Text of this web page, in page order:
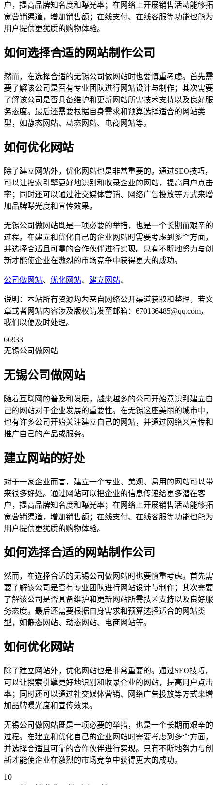
户，提高品牌知名度和曝光率；在网络上开展销售活动能够拓
宽营销渠道，增加销售额；在线支付、在线客服等功能也能为
用户提供更犹质的购物体验。
如何选择合适的网站制作公司
然而，在选择合适的无锡公司做网站时也要慎重考虑。首先需
要了解该公司是否有专业团队进行网站设计与制作；其次需要
了解该公司是否具备维护和更新网站所需技术支持以及良好服
务态度。最后还需要根据自身需求和预算选择适合的网站类
型，如静态网站、动态网站、电商网站等。
如何优化网站
除了建立网站外，优化网站也是非常重要的。通过SEO技巧，
可以让搜索引擎更好地识别和收录企业的网站，提高用户点击
率；同时还可以通过社交媒体营销、网络广告投放等方式来增
加品牌曝光度和宣传效果。
无锡公司做网站既是一项必要的举措，也是一个长期而艰辛的
过程。在建立和优化自己的企业网站时需要考虑到多个方面，
并选择合适且可靠的合作伙伴进行实现。只有不断地努力与创
新才能使企业在激烈的市场竞争中获得更大的成功。
公司做网站、 优化网站、 建立网站、
说明：本站所有资源均为来自网络公开渠道获取和整理，若文
章或者网站内容涉及版权请发至邮箱：670136485@qq.com，
我们以便及时处理。
66933
无锡公司做网站
无锡公司做网站
随着互联网的普及和发展，越来越多的公司开始意识到建立自
己的网站对于企业发展的重要性。在无锡这座美丽的城市中，
也有许多公司开始关注建立自己的网站，并通过网络来宣传和
推广自己的产品或服务。
建立网站的好处
对于一家企业而言，建立一个专业、美观、易用的网站可以带
来很多好处。通过网站可以把企业的信息传递给更多潜在客
户，提高品牌知名度和曝光率；在网络上开展销售活动能够拓
宽营销渠道，增加销售额；在线支付、在线客服等功能也能为
用户提供更犹质的购物体验。
如何选择合适的网站制作公司
然而，在选择合适的无锡公司做网站时也要慎重考虑。首先需
要了解该公司是否有专业团队进行网站设计与制作；其次需要
了解该公司是否具备维护和更新网站所需技术支持以及良好服
务态度。最后还需要根据自身需求和预算选择适合的网站类
型，如静态网站、动态网站、电商网站等。
如何优化网站
除了建立网站外，优化网站也是非常重要的。通过SEO技巧，
可以让搜索引擎更好地识别和收录企业的网站，提高用户点击
率；同时还可以通过社交媒体营销、网络广告投放等方式来增
加品牌曝光度和宣传效果。
无锡公司做网站既是一项必要的举措，也是一个长期而艰辛的
过程。在建立和优化自己的企业网站时需要考虑到多个方面，
并选择合适且可靠的合作伙伴进行实现。只有不断地努力与创
新才能使企业在激烈的市场竞争中获得更大的成功。
10